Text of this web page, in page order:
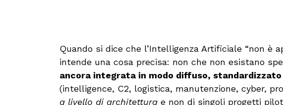
Quando si dice che l’Intelligenza Artificiale “non è
intende una cosa precisa: non che non esistano
ancora integrata in modo diffuso,
(intelligence, C2, logistica, manutenzione, cyber,
a livello di architettura e non di singoli progetti